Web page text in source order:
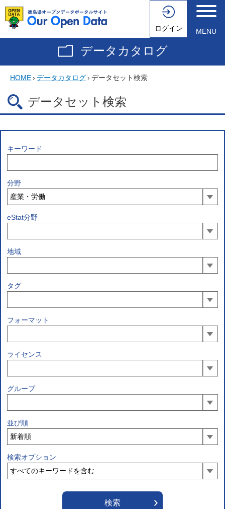
ログイン MENU
データカタログ
HOME› データカタログ› データセット検索
データセット検索
キーワード
分野
eStat分野
地域
タグ
フォーマット
ライセンス
グループ
並び順
検索オプション